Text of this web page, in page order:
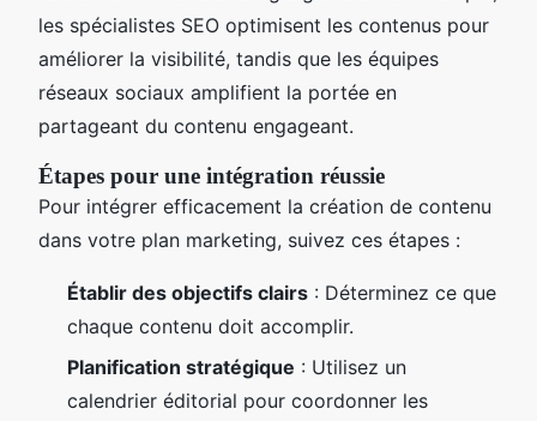
les spécialistes SEO optimisent les contenus pour
améliorer la visibilité, tandis que les équipes
réseaux sociaux amplifient la portée en
partageant du contenu engageant.
Étapes pour une intégration réussie
Pour intégrer efficacement la création de contenu
dans votre plan marketing, suivez ces étapes :
Établir des objectifs clairs : Déterminez ce que
chaque contenu doit accomplir.
Planification stratégique : Utilisez un
calendrier éditorial pour coordonner les